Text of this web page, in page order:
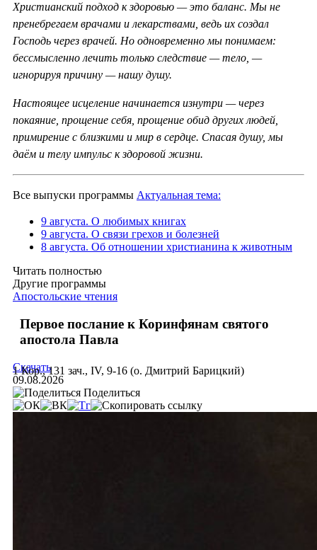
Христианский подход к здоровью — это баланс. Мы не
пренебрегаем врачами и лекарствами, ведь их создал
Господь через врачей. Но одновременно мы понимаем:
бессмысленно лечить только следствие — тело, —
игнорируя причину — нашу душу.
Настоящее исцеление начинается изнутри — через
покаяние, прощение себя, прощение обид других людей,
примирение с близкими и мир в сердце. Спасая душу, мы
даём и телу импульс к здоровой жизни.
Все выпуски программы Актуальная тема:
9 августа. О любимых книгах
9 августа. О связи грехов и болезней
8 августа. Об отношении христианина к животным
Читать полностью
Другие программы
Апостольские чтения
Первое послание к Коринфянам святого
апостола Павла
1 Кор., 131 зач., IV, 9-16 (о. Дмитрий Барицкий)
Скачать
09.08.2026
Поделиться